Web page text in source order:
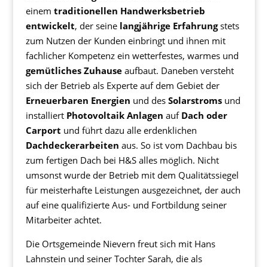
einem traditionellen Handwerksbetrieb
entwickelt, der seine langjährige Erfahrungstets
zum Nutzen der Kunden einbringt und ihnen mit
fachlicher Kompetenz ein wetterfestes, warmes und
gemütliches Zuhauseaufbaut. Daneben versteht
sich der Betrieb als Experte auf dem Gebiet der
Erneuerbaren Energien und des Solarstromsund
installiert Photovoltaik Anlagen auf Dach oder
Carport und führt dazu alle erdenklichen
Dachdeckerarbeiten aus. So ist vom Dachbau bis
zum fertigen Dach bei H&S alles möglich. Nicht
umsonst wurde der Betrieb mit dem Qualitätssiegel
für meisterhafte Leistungen ausgezeichnet, der auch
auf eine qualifizierte Aus- und Fortbildung seiner
Mitarbeiter achtet.
Die Ortsgemeinde Nievern freut sich mit Hans
Lahnstein und seiner Tochter Sarah, die als